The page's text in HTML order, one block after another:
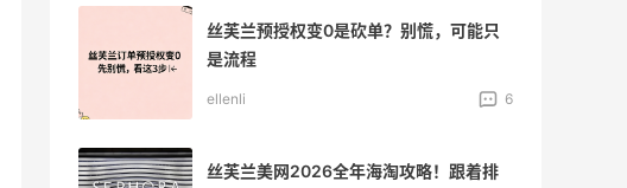
丝芙兰预授权变0是砍单？别慌，可能只
是流程
ellenli 6
丝芙兰美网2026全年海淘攻略！跟着排